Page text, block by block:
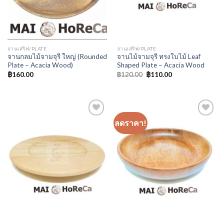
จานเสริฟ/PLATE
จานกลมไม้จามจุรี ใหญ่ (Rounded
Plate – Acacia Wood)
฿160.00
จานเสริฟ/PLATE
จานไม้จามจุรี ทรงใบไม้ Leaf
Shaped Plate – Acacia Wood
฿120.00 ฿110.00
ลดราคา!
Wishlist